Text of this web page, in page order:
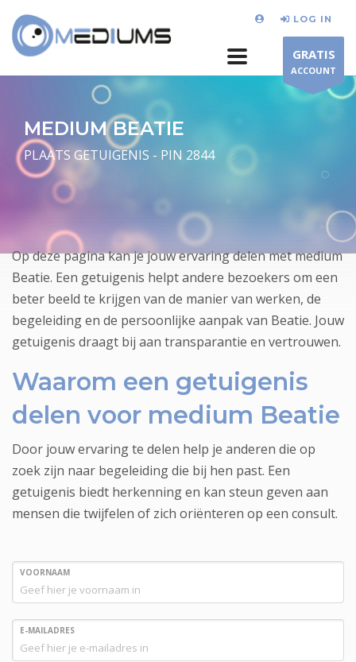
LOG IN
GRATIS
ACCOUNT
MEDIUM BEATIE
PLAATS GETUIGENIS - PIN 2844
Op deze pagina kan je jouw ervaring delen met medium
Beatie. Een getuigenis helpt andere bezoekers om een
beter beeld te krijgen van de manier van werken, de
begeleiding en de persoonlijke aanpak van Beatie. Jouw
getuigenis draagt bij aan transparantie en vertrouwen.
Waarom een getuigenis
delen voor medium Beatie
Door jouw ervaring te delen help je anderen die op
zoek zijn naar begeleiding die bij hen past. Een
getuigenis biedt herkenning en kan steun geven aan
mensen die twijfelen of zich oriënteren op een consult.
VOORNAAM
E-MAILADRES